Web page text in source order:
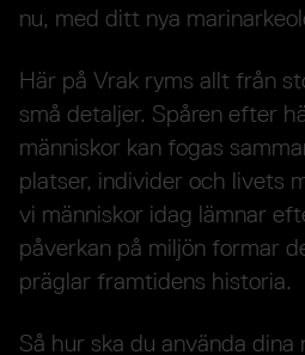
nu, med ditt nya
Här på Vrak ryms allt från
små detaljer. Spåren efter
människor kan fogas
platser, individer och livets
vi människor idag lämnar
påverkan på miljön formar
präglar framtidens historia.
Så hur ska du använda dina